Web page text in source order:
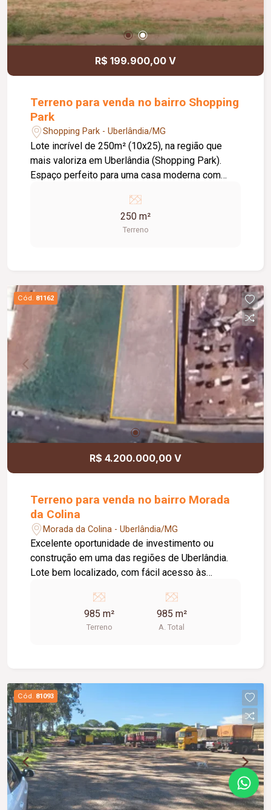
R$ 199.900,00 V
Terreno para venda no bairro Shopping
Park
Shopping Park - Uberlândia/MG
Lote incrível de 250m² (10x25), na região que
mais valoriza em Uberlândia (Shopping Park).
Espaço perfeito para uma casa moderna com
com infraestrutura completa e documentação
250 m²
Terreno
Cód. 81162
R$ 4.200.000,00 V
Terreno para venda no bairro Morada
da Colina
Morada da Colina - Uberlândia/MG
Excelente oportunidade de investimento ou
construção em uma das regiões de Uberlândia.
Lote bem localizado, com fácil acesso às
residencial ou comercial, conforme zoneamento
985 m²
Terreno
985 m²
A. Total
Cód. 81093